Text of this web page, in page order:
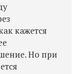
кажется
Но при